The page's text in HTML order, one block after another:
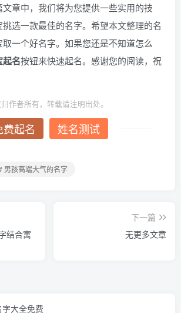
章中，我们将为您提供一些实用的技
选一款最佳的名字。希望本文整理的名
一个好名字。如果您还是不知道怎么
起名按钮来快速起名。感谢您的阅读，祝
作者所有，转载请注明出处。
费起名 姓名测试
男孩高端大气的名字
结合寓
下一篇
无更多文章
大全免费